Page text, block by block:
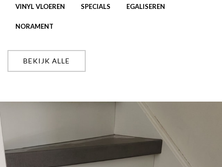
VINYL VLOEREN SPECIALS EGALISEREN
NORAMENT
BEKIJK ALLE